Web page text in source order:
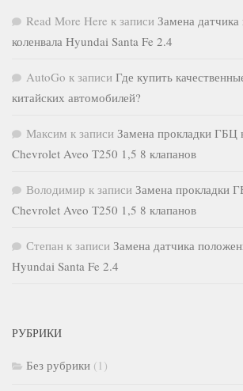
Read More Here к записи Замена
коленвала Hyundai Santa Fe 2.4
AutoGo к записи Где купить
китайских автомобилей?
Максим к записи Замена прокладки ГБЦ
Chevrolet Aveo Т250 1,5 8 клапанов
Володимир к записи Замена прокладки
Chevrolet Aveo Т250 1,5 8 клапанов
Степан к записи Замена датчика
Hyundai Santa Fe 2.4
РУБРИКИ
Без рубрики (1)